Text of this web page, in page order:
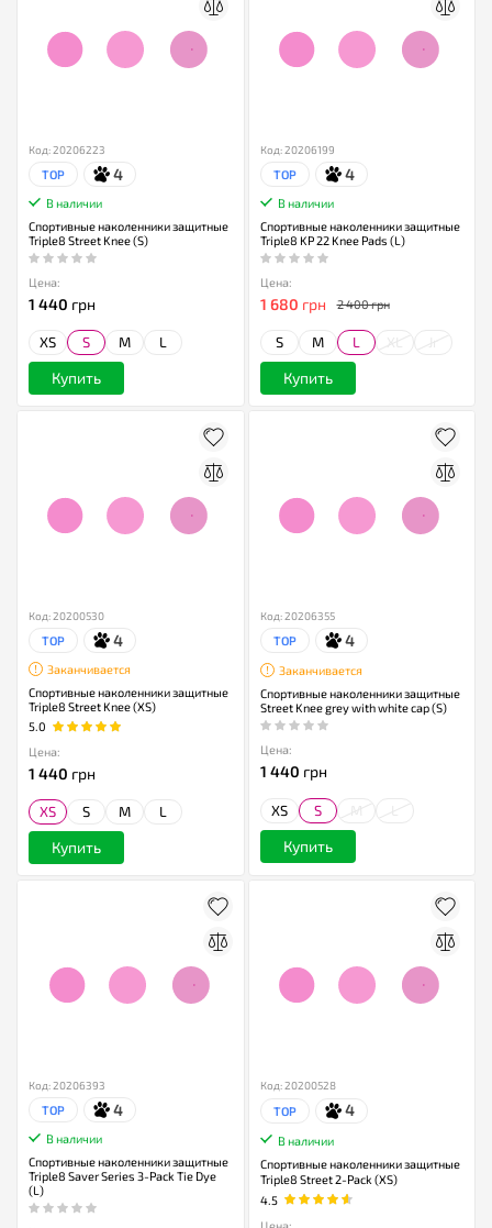
Код: 20206223
TOP 4
В наличии
Спортивные наколенники защитные
Triple8 Street Knee (S)
Цена:
1 440 грн
XS S M L
Купить
Код: 20206199
TOP 4
В наличии
Спортивные наколенники защитные
Triple8 KP 22 Knee Pads (L)
Цена:
1 680 грн 2 400 грн
S M L
Купить
Код: 20200530
TOP 4
Заканчивается
Спортивные наколенники защитные
Triple8 Street Knee (XS)
5.0
Цена:
1 440 грн
XS S M L
Купить
Код: 20206355
TOP 4
Заканчивается
Спортивные наколенники защитные
Street Knee grey with white cap (S)
Цена:
1 440 грн
XS S
Купить
Код: 20206393
TOP 4
В наличии
Спортивные наколенники защитные
Triple8 Saver Series 3-Pack Tie Dye
(L)
Код: 20200528
TOP 4
В наличии
Спортивные наколенники защитные
Triple8 Street 2-Pack (XS)
4.5